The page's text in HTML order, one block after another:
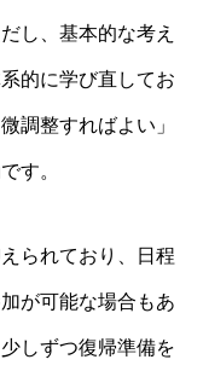
し、基本的な考え
的に学び直してお
調整すればよい」
す。
られており、日程
が可能な場合もあ
しずつ復帰準備を